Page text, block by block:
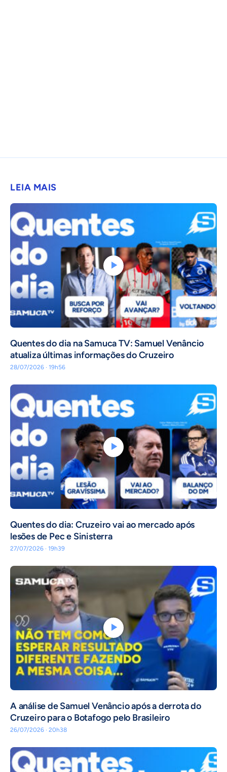
LEIA MAIS
Quentes do dia na Samuca TV: Samuel Venâncio
atualiza últimas informações do Cruzeiro
28/07/2026 · 19h56
Quentes do dia: Cruzeiro vai ao mercado após
lesões de Pec e Sinisterra
27/07/2026 · 19h39
A análise de Samuel Venâncio após a derrota do
Cruzeiro para o Botafogo pelo Brasileiro
26/07/2026 · 20h38